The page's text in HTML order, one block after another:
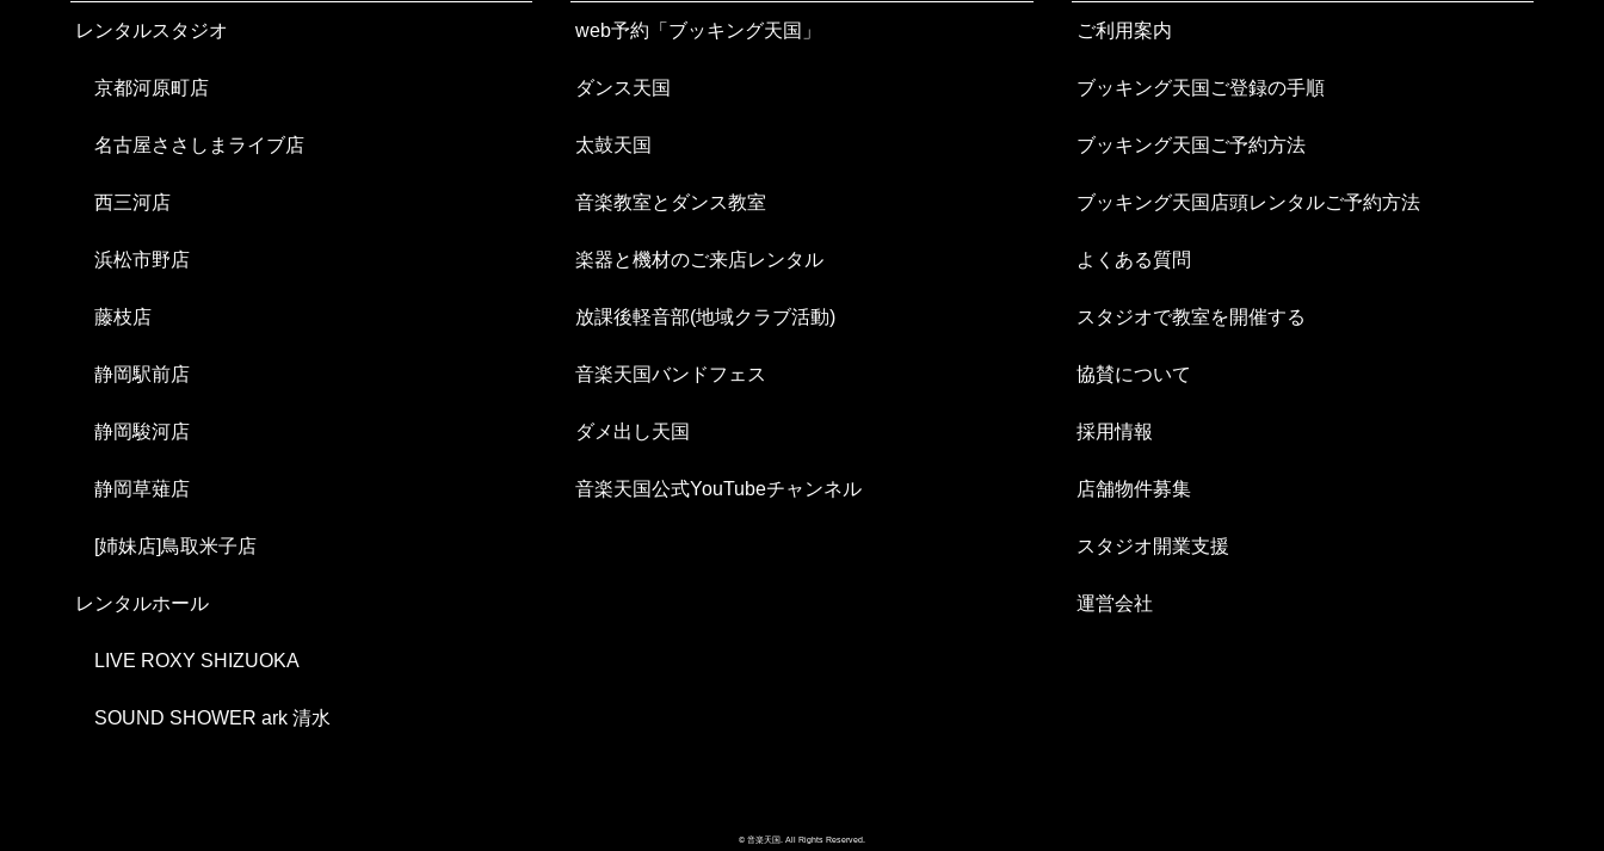
レンタルスタジオ
京都河原町店
名古屋ささしまライブ店
西三河店
浜松市野店
藤枝店
静岡駅前店
静岡駿河店
静岡草薙店
[姉妹店]鳥取米子店
レンタルホール
LIVE ROXY SHIZUOKA
SOUND SHOWER ark 清水
web予約「ブッキング天国」
ダンス天国
太鼓天国
音楽教室とダンス教室
楽器と機材のご来店レンタル
放課後軽音部(地域クラブ活動)
音楽天国バンドフェス
ダメ出し天国
音楽天国公式YouTubeチャンネル
ご利用案内
ブッキング天国ご登録の手順
ブッキング天国ご予約方法
ブッキング天国店頭レンタルご予約方法
よくある質問
スタジオで教室を開催する
協賛について
採用情報
店舗物件募集
スタジオ開業支援
運営会社
© 音楽天国. All Rights Reserved.